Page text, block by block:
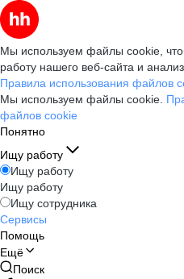
Мы используем файлы cookie,
работу нашего веб-сайта и
Правила использования файлов
Мы используем файлы cookie.
файлов cookie
Понятно
Ищу работу
Ищу работу
Ищу работу
Ищу сотрудника
Сервисы
Помощь
Ещё
Поиск